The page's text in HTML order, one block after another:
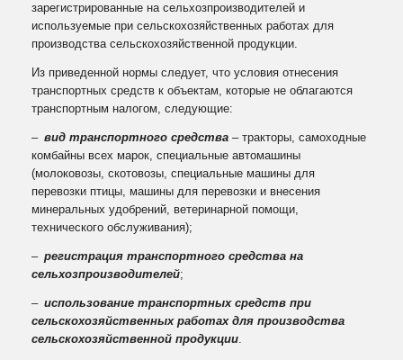
зарегистрированные на сельхозпроизводителей и
используемые при сельскохозяйственных работах для
производства сельскохозяйственной продукции.
Из приведенной нормы следует, что условия отнесения
транспортных средств к объектам, которые не облагаются
транспортным налогом, следующие:
– вид транспортного средства – тракторы, самоходные
комбайны всех марок, специальные автомашины
(молоковозы, скотовозы, специальные машины для
перевозки птицы, машины для перевозки и внесения
минеральных удобрений, ветеринарной помощи,
технического обслуживания);
– регистрация транспортного средства на
сельхозпроизводителей;
– использование транспортных средств при
сельскохозяйственных работах для производства
сельскохозяйственной продукции.